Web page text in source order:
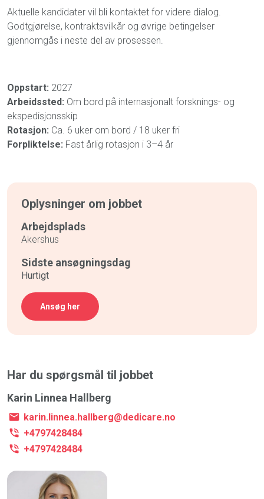
Aktuelle kandidater vil bli kontaktet for videre dialog.
Godtgjørelse, kontraktsvilkår og øvrige betingelser
gjennomgås i neste del av prosessen.
Oppstart: 2027
Arbeidssted: Om bord på internasjonalt forsknings- og
ekspedisjonsskip
Rotasjon: Ca. 6 uker om bord / 18 uker fri
Forpliktelse: Fast årlig rotasjon i 3–4 år
Oplysninger om jobbet
Arbejdsplads
Akershus
Sidste ansøgningsdag
Hurtigt
Ansøg her
Har du spørgsmål til jobbet
Karin Linnea Hallberg
karin.linnea.hallberg@dedicare.no
+4797428484
+4797428484